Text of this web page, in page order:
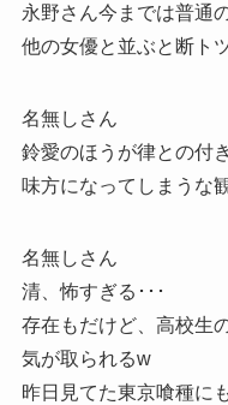
永野さん今までは普通
他の女優と並ぶと断ト
名無しさん
鈴愛のほうが律との付
味方になってしまうな
名無しさん
清、怖すぎる･･･
存在もだけど、高校生
気が取られるw
昨日見てた東京喰種に